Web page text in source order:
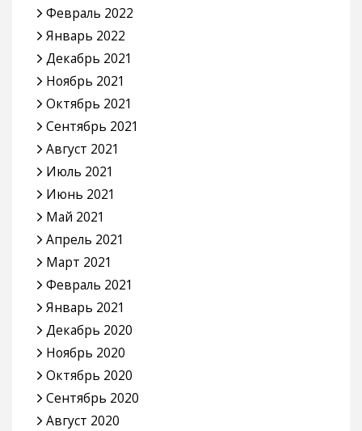
Февраль 2022
Январь 2022
Декабрь 2021
Ноябрь 2021
Октябрь 2021
Сентябрь 2021
Август 2021
Июль 2021
Июнь 2021
Май 2021
Апрель 2021
Март 2021
Февраль 2021
Январь 2021
Декабрь 2020
Ноябрь 2020
Октябрь 2020
Сентябрь 2020
Август 2020